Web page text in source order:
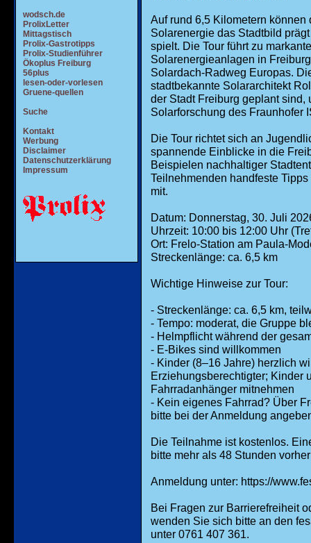
wodsch.de
ProlixLetter
Mittagstisch
Prolix-Gastrotipps
Prolix-Studienführer
Ökoplus Freiburg
56plus
lesen-oder-vorlesen
Gruene-quellen
Suche
Kontakt
Werbung
Disclaimer
Datenschutzerklärung
Impressum
Auf rund 6,5 Kilometern
Solarenergie das Stadtbild
spielt. Die Tour führt zu
Solarenergieanlagen in
Solardach-Radweg Europas.
stadtbekannte Solararchitekt
der Stadt Freiburg geplant
Solarforschung des Fraunhofer
Die Tour richtet sich an
spannende Einblicke in die
Beispielen nachhaltiger
Teilnehmenden handfeste
mit.
Datum: Donnerstag, 30. Juli
Uhrzeit: 10:00 bis 12:00 Uhr
Ort: Frelo-Station am Paula-
Streckenlänge: ca. 6,5 km
Wichtige Hinweise zur Tour:
- Streckenlänge: ca. 6,5 km,
- Tempo: moderat, die Gruppe
- Helmpflicht während der
- E-Bikes sind willkommen
- Kinder (8–16 Jahre) herzlich
Erziehungsberechtigter; Kinder
Fahrradanhänger mitnehmen
- Kein eigenes Fahrrad? Über
bitte bei der Anmeldung
Die Teilnahme ist kostenlos.
bitte mehr als 48 Stunden
Anmeldung unter: https://
Bei Fragen zur Barrierefreiheit
wenden Sie sich bitte an den
unter 0761 407 361.